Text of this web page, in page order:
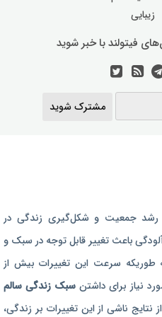
زیبایی
فیتولند با خبر شوید
مشترک شوید
رشد جمعیت و شکل‌گیری زندگی‌ در
باعث تغییر قابل توجه در سبک و
سرعت این تغییرات بیش از
نیاز برای داشتنسبک زندگی سالم
ناشی از این تغییرات بر زندگی،